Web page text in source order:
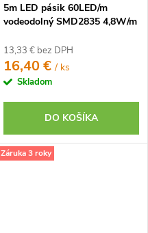
5m LED pásik 60LED/m
vodeodolný SMD2835 4,8W/m
13,33 € bez DPH
16,40 €/ ks
Skladom
DO KOŠÍKA
Záruka 3 roky